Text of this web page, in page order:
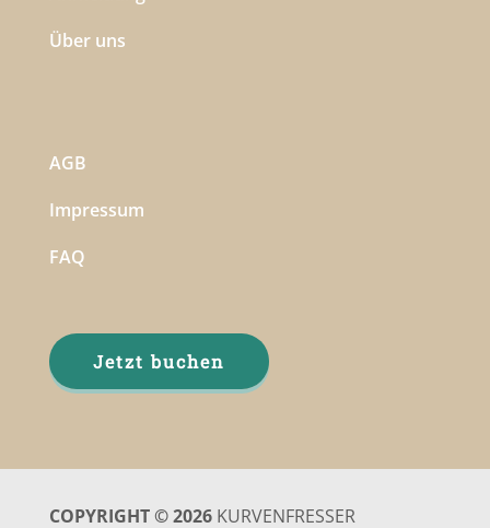
Über uns
AGB
Impressum
FAQ
Jetzt buchen
COPYRIGHT © 2026KURVENFRESSER